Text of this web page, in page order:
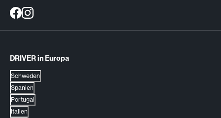
DRIVER in Europa
Schweden
Spanien
Portugal
Italien